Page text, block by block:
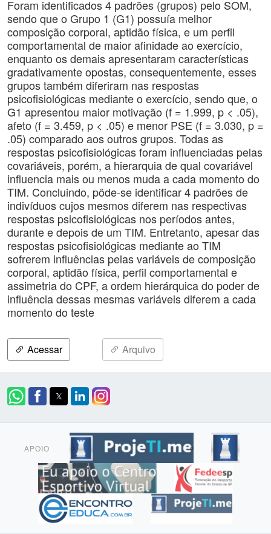
Foram identificados 4 padrões (grupos) pelo SOM,
sendo que o Grupo 1 (G1) possuía melhor
composição corporal, aptidão física, e um perfil
comportamental de maior afinidade ao exercício,
enquanto os demais apresentaram características
gradativamente opostas, consequentemente, esses
grupos também diferiram nas respostas
psicofisiológicas mediante o exercício, sendo que, o
G1 apresentou maior motivação (f = 1.999, p < .05),
afeto (f = 3.459, p < .05) e menor PSE (f = 3.030, p =
.05) comparado aos outros grupos. Todas as
respostas psicofisiológicas foram influenciadas pelas
covariáveis, porém, a hierarquia de qual covariável
influencia mais ou menos muda a cada momento do
TIM. Concluindo, pôde-se identificar 4 padrões de
indivíduos cujos mesmos diferem nas respectivas
respostas psicofisiológicas nos períodos antes,
durante e depois de um TIM. Entretanto, apesar das
respostas psicofisiológicas mediante ao TIM
sofrerem influências pelas variáveis de composição
corporal, aptidão física, perfil comportamental e
assimetria do CPF, a ordem hierárquica do poder de
influência dessas mesmas variáveis diferem a cada
momento do teste
Acessar Arquivo
APOIO